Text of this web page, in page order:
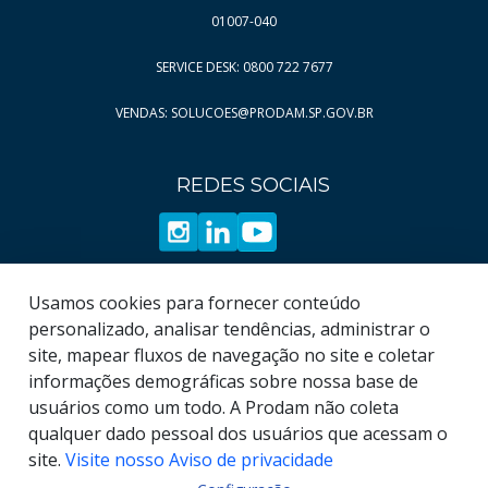
Página
19
Página
81
Página
83
Página
84
Página
85
Página
87
Página
88
Página
89
01007-040
SERVICE DESK: 0800 722 7677
VENDAS: SOLUCOES@PRODAM.SP.GOV.BR
REDES SOCIAIS
Usamos cookies para fornecer conteúdo
personalizado, analisar tendências, administrar o
site, mapear fluxos de navegação no site e coletar
informações demográficas sobre nossa base de
usuários como um todo. A Prodam não coleta
qualquer dado pessoal dos usuários que acessam o
site. Visite nosso Aviso de privacidade